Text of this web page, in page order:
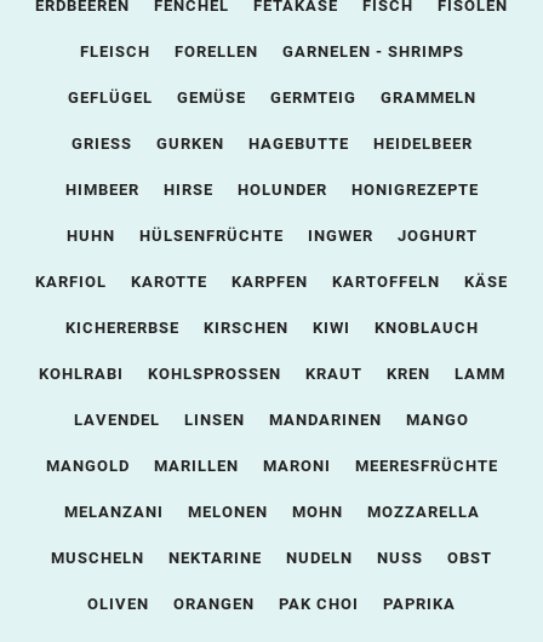
ERDBEEREN FENCHEL FETAKÄSE FISCH FISOLEN
FLEISCH FORELLEN GARNELEN - SHRIMPS
GEFLÜGEL GEMÜSE GERMTEIG GRAMMELN
GRIESS GURKEN HAGEBUTTE HEIDELBEER
HIMBEER HIRSE HOLUNDER HONIGREZEPTE
HUHN HÜLSENFRÜCHTE INGWER JOGHURT
KARFIOL KAROTTE KARPFEN KARTOFFELN KÄSE
KICHERERBSE KIRSCHEN KIWI KNOBLAUCH
KOHLRABI KOHLSPROSSEN KRAUT KREN LAMM
LAVENDEL LINSEN MANDARINEN MANGO
MANGOLD MARILLEN MARONI MEERESFRÜCHTE
MELANZANI MELONEN MOHN MOZZARELLA
MUSCHELN NEKTARINE NUDELN NUSS OBST
OLIVEN ORANGEN PAK CHOI PAPRIKA